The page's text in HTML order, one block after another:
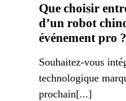
Que choisir
d’un robot
événement pro ?
Souhaitez-vous
technologique
prochain[...]